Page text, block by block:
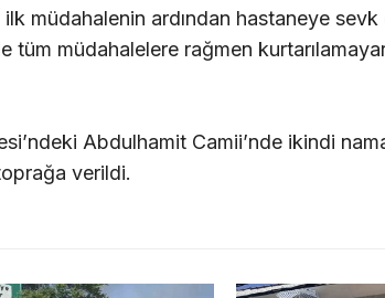
ilk müdahalenin ardından hastaneye sevk
tüm müdahalelere rağmen
Abdulhamit Camii’nde ikindi
verildi.